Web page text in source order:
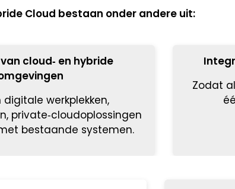
Cloud bestaan onder andere uit:
cloud‑ en hybride
digitale werkplekken,
private‑cloudoplossingen
bestaande systemen.
Zodat